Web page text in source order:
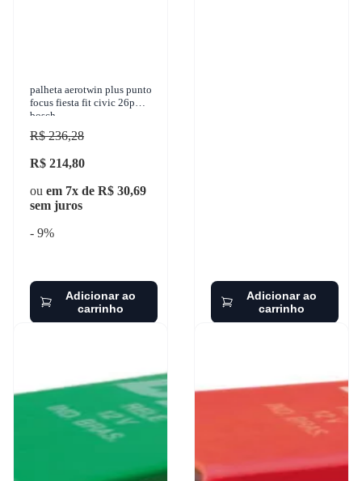
palheta aerotwin plus punto
focus fiesta fit civic 26p
bosch
R$ 236,28
R$ 214,80
ou em 7x de R$ 30,69
sem juros
- 9%
Adicionar ao
carrinho
Adicionar ao
carrinho